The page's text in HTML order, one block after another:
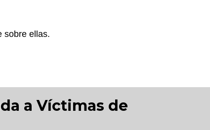
sobre ellas.
a Víctimas de